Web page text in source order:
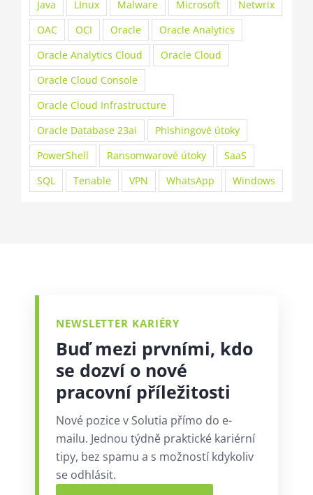
Java
LInux Malware Microsoft
Netwrix
OAC
OCI Oracle
Oracle Analytics
Oracle Analytics Cloud
Oracle Cloud
Oracle Cloud Console
Oracle Cloud Infrastructure
Oracle Database 23ai
Phishingové útoky
PowerShell
Ransomwarové útoky
SaaS
SQL
Tenable VPN WhatsApp Windows
NEWSLETTER KARIÉRY
Buď mezi prvními, kdo
se dozví o nové
pracovní příležitosti
Nové pozice v Solutia přímo do e-
mailu. Jednou týdně praktické kariérní
tipy, bez spamu a s možností kdykoliv
se odhlásit.